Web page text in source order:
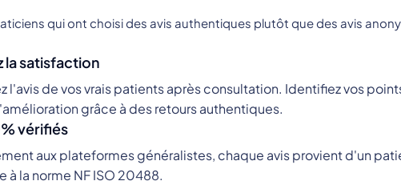
qui ont choisi des avis authentiques plutôt que des avis
la satisfaction
l'avis de vos vrais patients après consultation. Identifiez vos
grâce à des retours authentiques.
vérifiés
aux plateformes généralistes, chaque avis provient d'un
à la norme NF ISO 20488.